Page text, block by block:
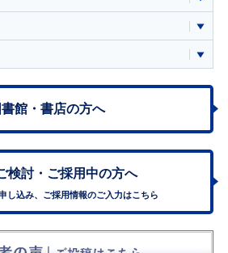
書館・書店の方へ
検討・ ご採用中の方へ
し込み、ご採用情報のご入力はこちら